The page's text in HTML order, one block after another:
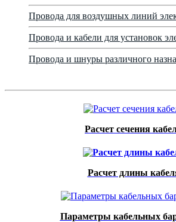
Провода для воздушных линий
Провода и кабели для установок
Провода и шнуры различного
Расчет сечения
Расчет длины
Параметры кабельных